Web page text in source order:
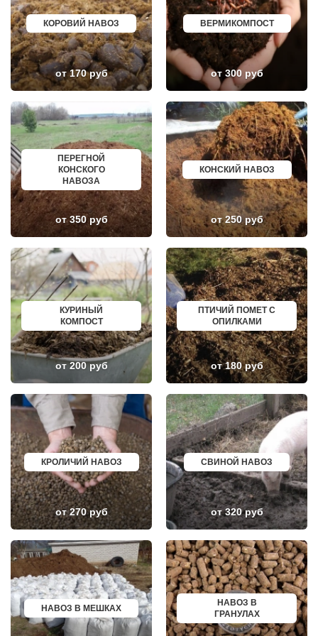
ТАМБОВ
ОРЕНБУРГ
КЕМЕРОВО
КАЛУГА
МАХАЧКАЛА
СМОЛЕНСК
ЧЕБОКСАРЫ
ВОЛОГДА
ВЛАДИВОСТОК
ОРЁЛ
АСТРАХАНЬ
ОРЛОВ
КОСТРОМА
ПСКОВ
ВЕЛИКИЙ НОВГОРОД
НАБЕРЕЖНЫЕ ЧЕЛНЫ
МУРМАНСК
АРХАНГЕЛЬСК
САРАНСК
ПЕТРОЗАВОДСК
ОТРАДНЫЙ
ЧЕРЕПОВЕЦ
ОБЬ
НОВОКУЗНЕЦК
ПЯТИГОРСК
ОТРАДНОЕ
УЛАН УДЭ
СОВЕТСКИЙ
СТАРЫЙ ОСКОЛ
ЧИТА
КОВРОВ
СЫКТЫВКАР
ГЕЛЕНДЖИК
ЙОШКАР ОЛА
НИЖНИЙ ТАГИЛ
АБАКАН
ТАГАНРОГ
ШАХТЫ
ОСА
ВОЛЖСКИЙ
СУРГУТ
КУРГАН
КРЫМСК
АЛЕКСАНДРОВ
ЭНГЕЛЬС
МАГНИТОГОРСК
БЛАГОВЕЩЕНСК
ОБНИНСК
КОЛА
КИРОВСК
СВОБОДНЫЙ
БОР
ПАВЛОВСК
ВЛАДИКАВКАЗ
ЮЖНО САХАЛИНСК
ОЛЕНЕГОРСК
ЛЫСЬВА
НЕРЮНГРИ
АРСК
УДОМЛЯ
АМУРСК
ЧЕБАРКУЛЬ
НОЯБРЬСК
ГОРОХОВЕЦ
КАЛАЧ
БАЛТИЙСК
ЛЮДИНОВО
МЕЩОВСК
ЕЛИЗОВО
КИСЕЛЕВСК
БОГОТОЛ
РУЗАЕВКА
БУГУРУСЛАН
АРТЕМОВСКИЙ
КРАСНОТУРЬИНСК
СЕВЕРСК
ВЕНЕВ
БЕЛОКУРИХА
КОРЯЖМА
ЮРЬЕВ-ПОЛЬСКИЙ
ФУРМАНОВ
НИЖНЕУДИНСК
ШЕЛЕХОВ
УРЖУМ
ЛЕБЕДЯНЬ
ЛЫСКОВО
КАЛАЧИНСК
СОРОЧИНСК
ГОРНОЗАВОДСК
ВЕРХНИЙ ТАГИЛ
КАРПИНСК
БЕЛЕВ
ДОНСКОЙ
СТАРОДУБ
БУТУРЛИНОВКА
ТАЙШЕТ
ГВАРДЕЙСК
СУХИНИЧИ
ОСИННИКИ
МОРОЗОВСК
АЛАПАЕВСК
ИЗОБИЛЬНЫЙ
МОРШАНСК
БУГУЛЬМА
БУИНСК
ЛИХОСЛАВЛЬ
СУВОРОВ
СНЕЖИНСК
ТЫНДА
БИРЮЧ
НОВЫЙ ОСКОЛ
КОРОВИЙ НАВОЗ
от 170 руб
ВЕРМИКОМПОСТ
от 300 руб
ПЕРЕГНОЙ
КОНСКОГО
НАВОЗА
от 350 руб
КОНСКИЙ НАВОЗ
от 250 руб
КУРИНЫЙ
КОМПОСТ
от 200 руб
ПТИЧИЙ ПОМЕТ С
ОПИЛКАМИ
от 180 руб
КРОЛИЧИЙ НАВОЗ
от 270 руб
СВИНОЙ НАВОЗ
от 320 руб
НАВОЗ В МЕШКАХ
НАВОЗ В
ГРАНУЛАХ